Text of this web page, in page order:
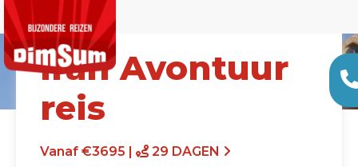
Iran Avontuur
reis
Vanaf €3695 | 29 DAGEN